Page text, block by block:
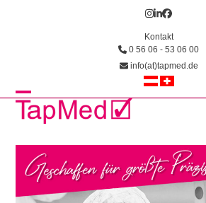
Instagram
LinkedIn
Facebook
Kontakt
0 56 06 - 53 06 00
info(at)tapmed.de
Open
menu
Close
menu